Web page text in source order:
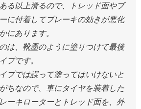
る以上滑るので、トレッド面やブ
に付着してブレーキの効きが悪化
にあります。
は、靴墨のように塗りつけて最後
プです。
プでは誤って塗ってはいけないと
ちなので、車にタイヤを装着した
ーキローターとトレッド面を、外